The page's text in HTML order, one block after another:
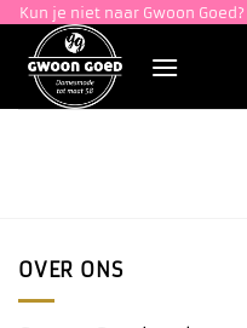
Ga
naar
inhoud
Kun je niet naar Gwoon
OVER ONS